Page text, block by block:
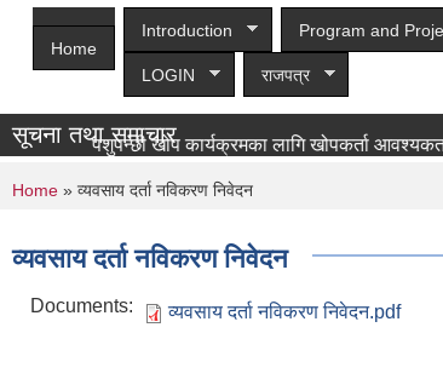
Home
Introduction Program and
LOGIN राजपत्र
सूचना तथा समाचार
पशुपन्छी खोप कार्यक्रमका लागि खोपकर्ता आवश्यकता
You are here
Home » व्यवसाय दर्ता नविकरण निवेदन
व्यवसाय दर्ता नविकरण निवेदन
Documents: व्यवसाय दर्ता नविकरण निवेदन.pdf